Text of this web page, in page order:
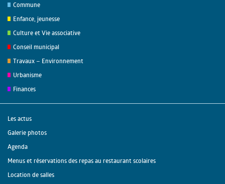
Commune
Enfance, jeunesse
Culture et Vie associative
Conseil municipal
Travaux – Environnement
Urbanisme
Finances
Les actus
Galerie photos
Agenda
Menus et réservations des repas au restaurant scolaires
Location de salles